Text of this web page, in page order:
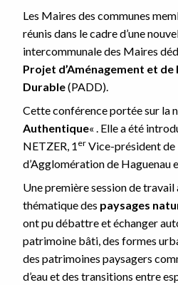
Les Maires des communes
réunis dans le cadre d’une
intercommunale des Maires
Projet d’Aménagement et
Durable(PADD).
Cette conférence portée sur la
Authentique« . Elle a été
NETZER, 1 er Vice-président de
d’Agglomération de Haguenau
Une première session de travail
thématique des paysages
ont pu débattre et échanger
patrimoine bâti, des formes
des patrimoines paysagers
d’eau et des transitions entre